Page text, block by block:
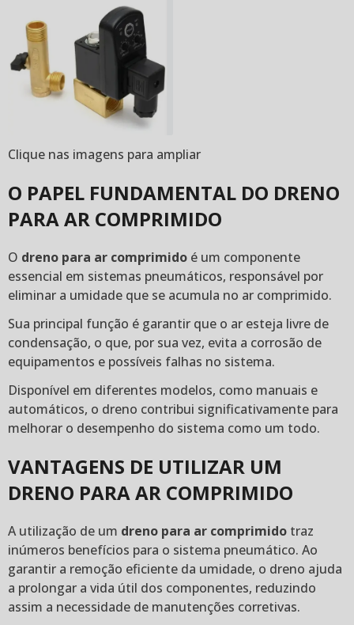
Clique nas imagens para ampliar
O PAPEL FUNDAMENTAL DO DRENO
PARA AR COMPRIMIDO
O dreno para ar comprimido é um componente
essencial em sistemas pneumáticos, responsável por
eliminar a umidade que se acumula no ar comprimido.
Sua principal função é garantir que o ar esteja livre de
condensação, o que, por sua vez, evita a corrosão de
equipamentos e possíveis falhas no sistema.
Disponível em diferentes modelos, como manuais e
automáticos, o dreno contribui significativamente para
melhorar o desempenho do sistema como um todo.
VANTAGENS DE UTILIZAR UM
DRENO PARA AR COMPRIMIDO
A utilização de um dreno para ar comprimido traz
inúmeros benefícios para o sistema pneumático. Ao
garantir a remoção eficiente da umidade, o dreno ajuda
a prolongar a vida útil dos componentes, reduzindo
assim a necessidade de manutenções corretivas.